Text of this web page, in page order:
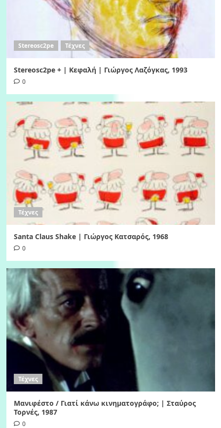
Stereosc2pe Τέχνες
Stereosc2pe + | Κεφαλή | Γιώργος Λαζόγκας, 1993
0
Τέχνες
Santa Claus Shake | Γιώργος Κατσαρός, 1968
0
Τέχνες
Μανιφέστο / Γιατί κάνω κινηματογράφο; | Σταύρος
Τορνές, 1987
0